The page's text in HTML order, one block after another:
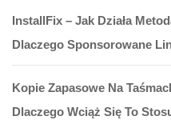
InstallFix – Jak Działa
Dlaczego Sponsorowane
Kopie Zapasowe Na
Dlaczego Wciąż Się To